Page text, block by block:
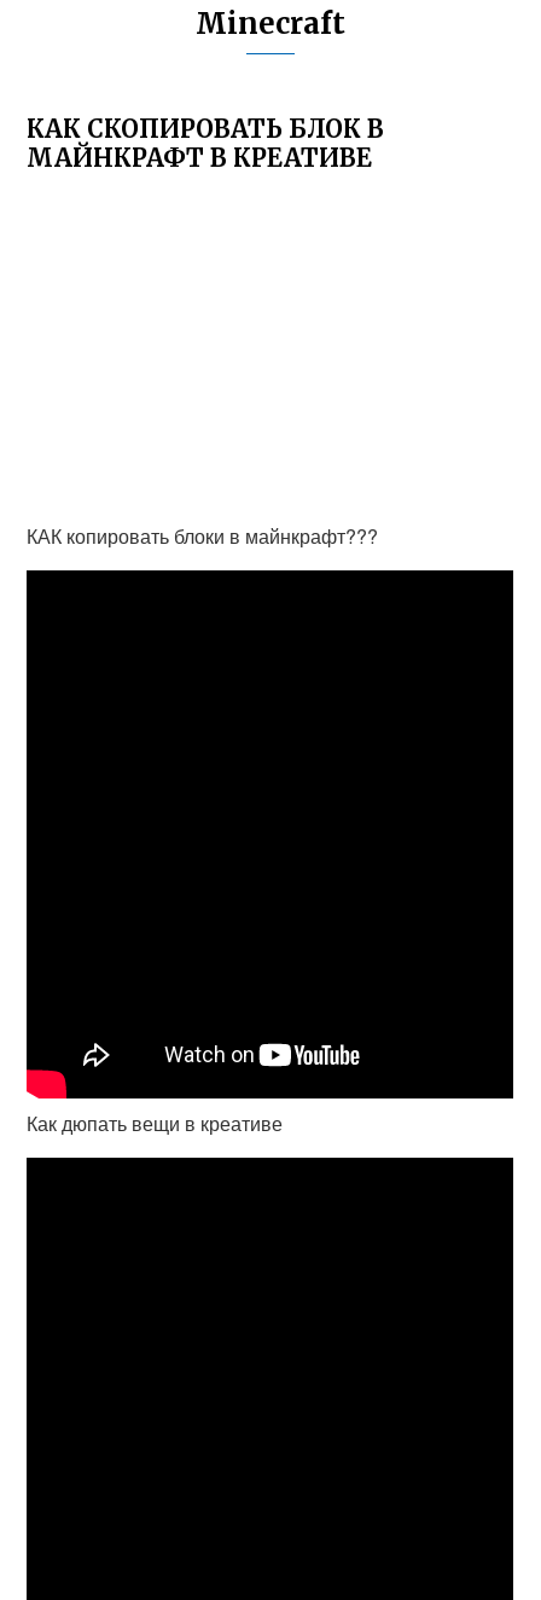
Minecraft
КАК СКОПИРОВАТЬ БЛОК В
МАЙНКРАФТ В КРЕАТИВЕ
КАК копировать блоки в майнкрафт???
Как дюпать вещи в креативе